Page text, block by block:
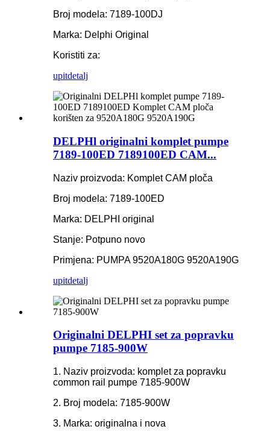
Broj modela: 7189-100DJ
Marka: Delphi Original
Koristiti za:
upitdetalj
DELPHl originalni komplet pumpe
7189-100ED 7189100ED CAM...
Naziv proizvoda: Komplet CAM ploča
Broj modela: 7189-100ED
Marka: DELPHI original
Stanje: Potpuno novo
Primjena: PUMPA 9520A180G 9520A190G
upitdetalj
Originalni DELPHI set za popravku
pumpe 7185-900W
1. Naziv proizvoda: komplet za popravku
common rail pumpe 7185-900W
2. Broj modela: 7185-900W
3. Marka: originalna i nova